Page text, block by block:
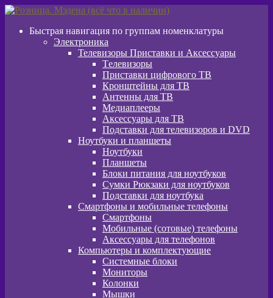
Перейти
навигации
Перейти
содержимому
Быстрая навигация по группам номенклатуры
Электроника
Телевизоры Приставки и Аксессуары
Tелевизоры
Приставки цифрового ТВ
Кронштейны для ТВ
Антенны для ТВ
Медиаплееры
Аксессуары для ТВ
Подставки для телевизоров и DVD
Ноутбуки и планшеты
Ноутбуки
Планшеты
Блоки питания для ноутбуков
Сумки Рюкзаки для ноутбуков
Подставки для ноутбука
Смартфоны и мобильные телефоны
Смартфоны
Мобильные (сотовые) телефоны
Аксессуары для телефонов
Компьютеры и комплектующие
Системные блоки
Мониторы
Колонки
Мышки